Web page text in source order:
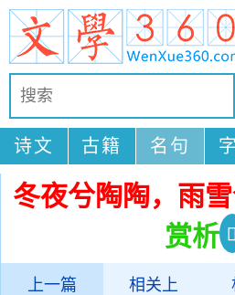
诗文 古籍 名句
冬夜兮陶陶，雨雪
赏析
上一篇 相关上